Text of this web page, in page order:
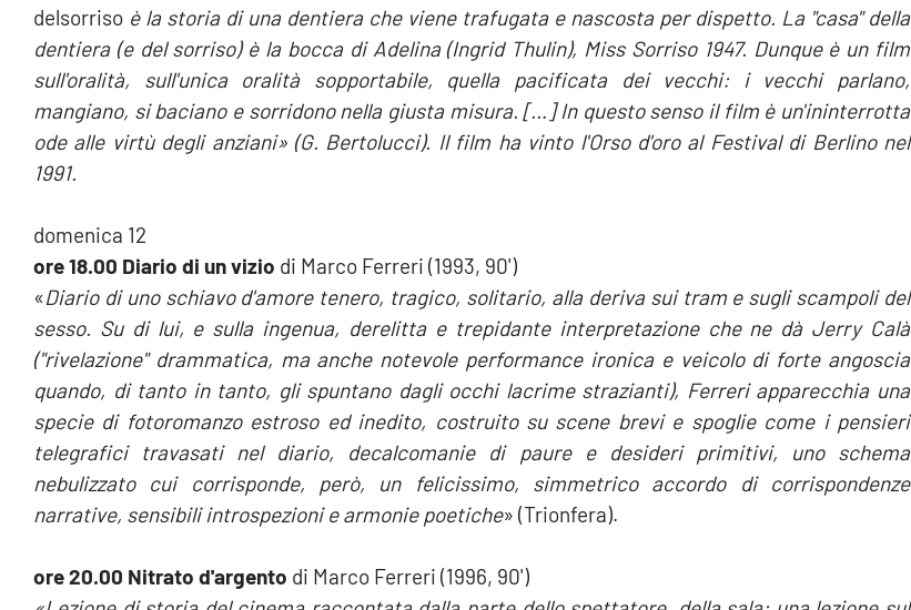
delsorriso è la storia di una dentiera che viene trafugata e nascosta per dispetto. La "casa" della
dentiera (e del sorriso) è la bocca di Adelina (Ingrid Thulin), Miss Sorriso 1947. Dunque è un film
sull'oralità, sull'unica oralità sopportabile, quella pacificata dei vecchi: i vecchi parlano,
mangiano, si baciano e sorridono nella giusta misura. […] In questo senso il film è un'ininterrotta
ode alle virtù degli anziani» (G. Bertolucci). Il film ha vinto l'Orso d'oro al Festival di Berlino nel
1991.
domenica 12
ore 18.00 Diario di un vizio di Marco Ferreri (1993, 90')
«Diario di uno schiavo d'amore tenero, tragico, solitario, alla deriva sui tram e sugli scampoli del
sesso. Su di lui, e sulla ingenua, derelitta e trepidante interpretazione che ne dà Jerry Calà
("rivelazione" drammatica, ma anche notevole performance ironica e veicolo di forte angoscia
quando, di tanto in tanto, gli spuntano dagli occhi lacrime strazianti), Ferreri apparecchia una
specie di fotoromanzo estroso ed inedito, costruito su scene brevi e spoglie come i pensieri
telegrafici travasati nel diario, decalcomanie di paure e desideri primitivi, uno schema
nebulizzato cui corrisponde, però, un felicissimo, simmetrico accordo di corrispondenze
narrative, sensibili introspezioni e armonie poetiche» (Trionfera).
ore 20.00 Nitrato d'argento di Marco Ferreri (1996, 90')